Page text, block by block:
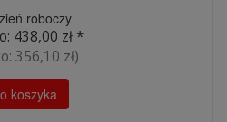
roboczy
438,00 zł*
356,10 zł)
koszyka